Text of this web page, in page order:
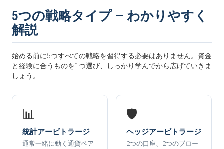
5つの戦略タイプ — わかりやすく
解説
始める前に5つすべての戦略を習得する必要はありません。資金
と経験に合うものを1つ選び、しっかり学んでから広げていきま
しょう。
📊
統計アービトラージ
通常一緒に動く通貨ペア
🛡️
ヘッジアービトラージ
2つの口座、2つのブロー